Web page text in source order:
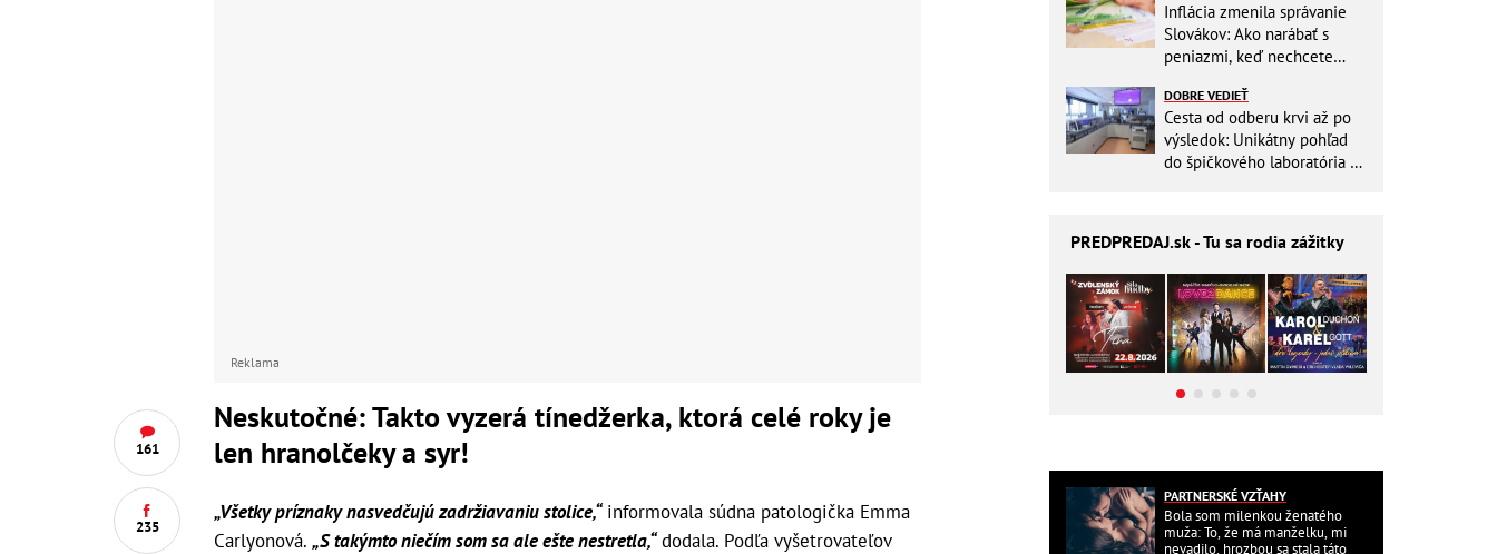
161
235
Reklama
Neskutočné: Takto vyzerá tínedžerka, ktorá celé roky je
len hranolčeky a syr!
„Všetky príznaky nasvedčujú zadržiavaniu stolice,“informovala súdna patologička Emma
Carlyonová. „S takýmto niečím som sa ale ešte nestretla,“dodala. Podľa vyšetrovateľov
Inflácia zmenila správanie
Slovákov: Ako narábať s
peniazmi, keď nechcete
DOBRE VEDIEŤ
Cesta od odberu krvi až po
výsledok: Unikátny pohľad
do špičkového laboratória na
PREDPREDAJ.sk - Tu sa rodia zážitky
PARTNERSKÉ VZŤAHY
Bola som milenkou ženatého
muža: To, že má manželku, mi
nevadilo, hrozbou sa stala táto